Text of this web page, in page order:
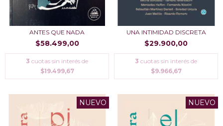
ANTES QUE NADA
$58.499,00
3 cuotas sin interés de
$19.499,67
UNA INTIMIDAD DISCRETA
$29.900,00
3 cuotas sin interés de
$9.966,67
NUEVO NUEVO